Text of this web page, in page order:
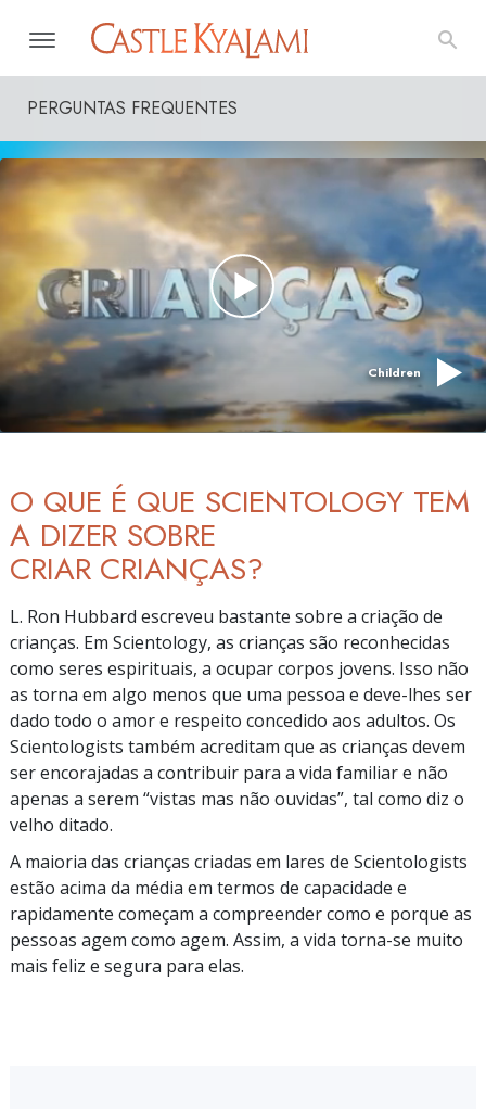
PERGUNTAS FREQUENTES
Children
O QUE É QUE SCIENTOLOGY TEM
A DIZER SOBRE
CRIAR CRIANÇAS?
L. Ron Hubbard escreveu bastante sobre a criação de
crianças. Em Scientology, as crianças são reconhecidas
como seres espirituais, a ocupar corpos jovens. Isso não
as torna em algo menos que uma pessoa e deve-lhes ser
dado todo o amor e respeito concedido aos adultos. Os
Scientologists também acreditam que as crianças devem
ser encorajadas a contribuir para a vida familiar e não
apenas a serem “vistas mas não ouvidas”, tal como diz o
velho ditado.
A maioria das crianças criadas em lares de Scientologists
estão acima da média em termos de capacidade e
rapidamente começam a compreender como e porque as
pessoas agem como agem. Assim, a vida torna-se muito
mais feliz e segura para elas.